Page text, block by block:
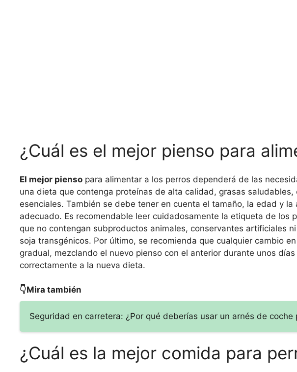
¿Cuál es el mejor pienso para
El mejor pienso para alimentar a los perros dependerá de las
una dieta que contenga proteínas de alta calidad, grasas
esenciales. También se debe tener en cuenta el tamaño, la edad y
adecuado. Es recomendable leer cuidadosamente la etiqueta de los
que no contengan subproductos animales, conservantes artificiales
soja transgénicos. Por último, se recomienda que cualquier cambio
gradual, mezclando el nuevo pienso con el anterior durante unos
correctamente a la nueva dieta.
👇Mira también
Seguridad en carretera: ¿Por qué deberías usar un arnés de coche
¿Cuál es la mejor comida para